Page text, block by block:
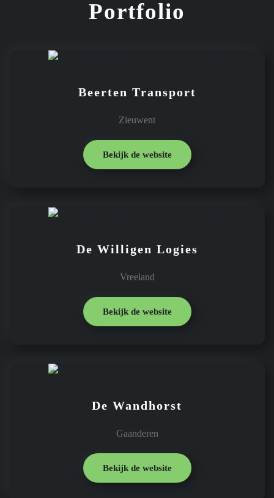
Portfolio
Beerten Transport
Zieuwent
Bekijk de website
De Willigen Logies
Vreeland
Bekijk de website
De Wandhorst
Gaanderen
Bekijk de website